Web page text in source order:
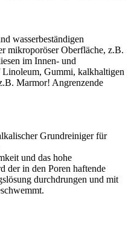
wasserbeständigen
mikroporöser Oberfläche, z.B.
im Innen- und
Gummi, kalkhaltigen
Marmor! Angrenzende
Grundreiniger für
und das hohe
der in den Poren haftende
durchdrungen und mit